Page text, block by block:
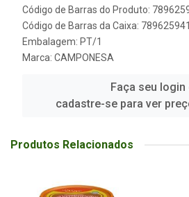
Código de Barras do Produto:
Código de Barras da Caixa:
Embalagem: PT/1
Marca: CAMPONESA
Faça seu login
cadastre-se para ver
Produtos Relacionados